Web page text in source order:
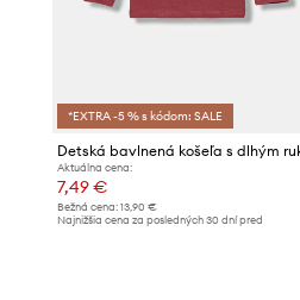
*EXTRA -5 % s kódom: SALE
Aktuálna cena:
7,49 €
Bežná cena: 13,90 €
Najnižšia cena za posledných 30 dní pred